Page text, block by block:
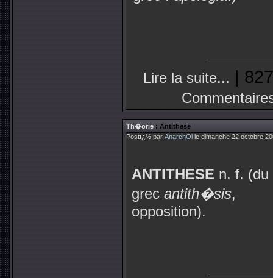
Lire la suite... |
Th�orie : Antithese
Postï¿½ par AnarchOi le dimanche 22 octobre
ANTITHESE n. f. (du
grec antith�sis,
opposition).